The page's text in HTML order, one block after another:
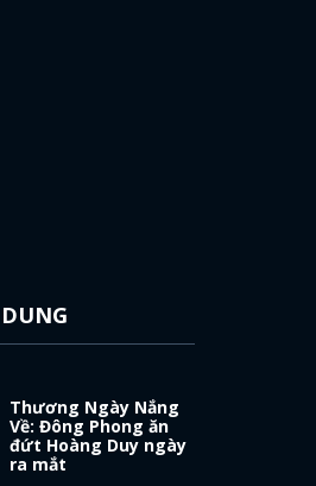
Thương Ngày Nắng
Về: Đông Phong ăn
đứt Hoàng Duy ngày
ra mắt